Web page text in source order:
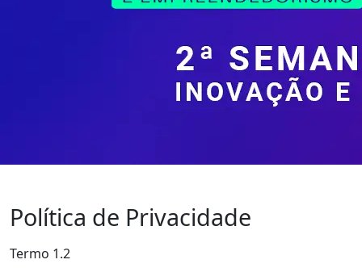
Política de Privacidade
Termo 1.2